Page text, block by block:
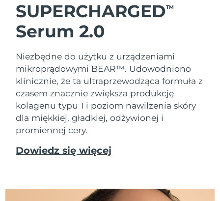
SUPERCHARGEDTM
Serum 2.0
Niezbędne do użytku z urządzeniami
mikroprądowymi BEAR™. Udowodniono
klinicznie, że ta ultraprzewodząca formuła z
czasem znacznie zwiększa produkcję
kolagenu typu 1 i poziom nawilżenia skóry
dla miękkiej, gładkiej, odżywionej i
promiennej cery.
Dowiedz się więcej